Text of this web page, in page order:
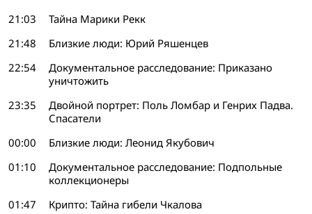
21:03
Тайна Марики Рекк
21:48
Близкие люди: Юрий Ряшенцев
22:54
Документальное расследование: Приказано
уничтожить
23:35
Двойной портрет: Поль Ломбар и Генрих Падва.
Спасатели
00:00
Близкие люди: Леонид Якубович
01:10
Документальное расследование: Подпольные
коллекционеры
01:47
Крипто: Тайна гибели Чкалова